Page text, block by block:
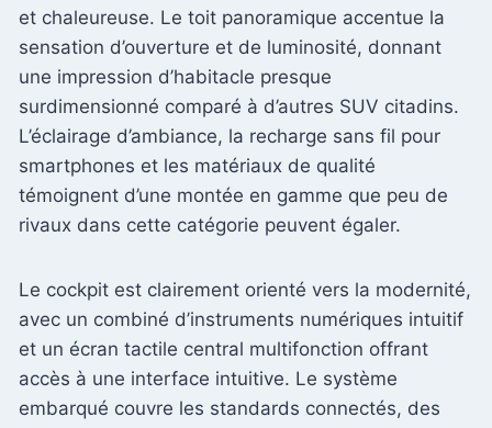
et chaleureuse. Le toit panoramique accentue la
sensation d’ouverture et de luminosité, donnant
une impression d’habitacle presque
surdimensionné comparé à d’autres SUV citadins.
L’éclairage d’ambiance, la recharge sans fil pour
smartphones et les matériaux de qualité
témoignent d’une montée en gamme que peu de
rivaux dans cette catégorie peuvent égaler.
Le cockpit est clairement orienté vers la modernité,
avec un combiné d’instruments numériques intuitif
et un écran tactile central multifonction offrant
accès à une interface intuitive. Le système
embarqué couvre les standards connectés, des